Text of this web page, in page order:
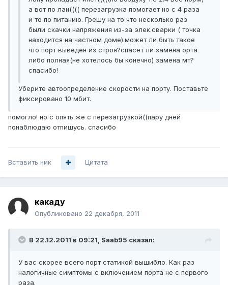
а вот по лан(((( перезагрузка помогает но с 4 раза
и то по питанию. Грешу на то что несколько раз
были скачки напряжения из-за элек.сварки ( точка
находится на частном доме).может ли быть такое
что порт выведен из строя?спасет ли замена орта
либо полная(не хотелось бы конечно) замена мт?
спасибо!
Уберите автоопределение скорости на порту. Поставьте
фиксировано 10 мбит.
помогло! но с опять же с перезагрузкой((пару дней
понаблюдаю отпишусь. спасибо
Вставить ник Цитата
какаду
Опубликовано 22 декабря, 2011
В 22.12.2011 в 09:21, Saab95 сказал:
У вас скорее всего порт статикой вышибло. Как раз
налогичные симптомы с включением порта не с первого
раза.